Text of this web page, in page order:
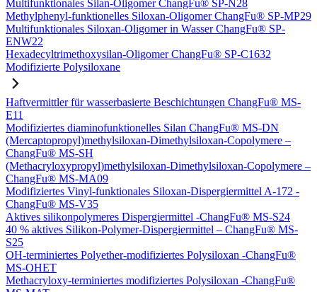
Multifunktionales Silan-Oligomer ChangFu® SP-N28
Methylphenyl-funktionelles Siloxan-Oligomer ChangFu® SP-MP29
Multifunktionales Siloxan-Oligomer in Wasser ChangFu® SP-
ENW22
Hexadecyltrimethoxysilan-Oligomer ChangFu® SP-C1632
Modifizierte Polysiloxane
Haftvermittler für wasserbasierte Beschichtungen ChangFu® MS-
E11
Modifiziertes diaminofunktionelles Silan ChangFu® MS-DN
(Mercaptopropyl)methylsiloxan-Dimethylsiloxan-Copolymere –
ChangFu® MS-SH
(Methacryloxypropyl)methylsiloxan-Dimethylsiloxan-Copolymere –
ChangFu® MS-MA09
Modifiziertes Vinyl-funktionales Siloxan-Dispergiermittel A-172 -
ChangFu® MS-V35
Aktives silikonpolymeres Dispergiermittel -ChangFu® MS-S24
40 % aktives Silikon-Polymer-Dispergiermittel – ChangFu® MS-
S25
OH-terminiertes Polyether-modifiziertes Polysiloxan -ChangFu®
MS-OHET
Methacryloxy-terminiertes modifiziertes Polysiloxan -ChangFu®